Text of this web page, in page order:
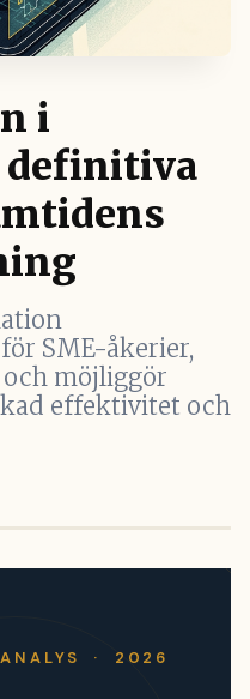
i
definitiva
SME-åkerier,
möjliggör
effektivitet och
· 2026